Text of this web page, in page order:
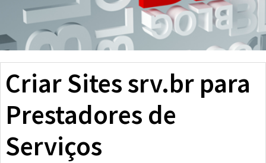
Criar Sites srv.br para
Prestadores de
Serviços